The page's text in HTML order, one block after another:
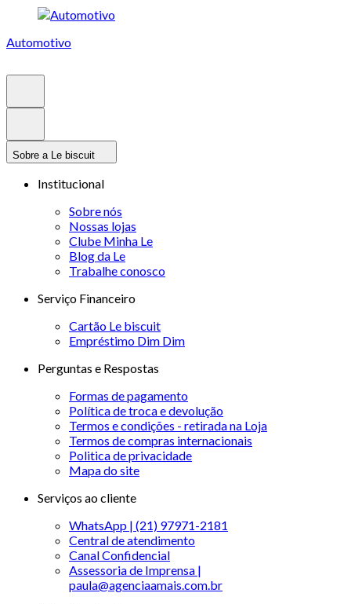
Automotivo
Sobre a Le biscuit
Institucional
Sobre nós
Nossas lojas
Clube Minha Le
Blog da Le
Trabalhe conosco
Serviço Financeiro
Cartão Le biscuit
Empréstimo Dim Dim
Perguntas e Respostas
Formas de pagamento
Política de troca e devolução
Termos e condições - retirada na Loja
Termos de compras internacionais
Politica de privacidade
Mapa do site
Serviços ao cliente
WhatsApp | (21) 97971-2181
Central de atendimento
Canal Confidencial
Assessoria de Imprensa |
paula@agenciaamais.com.br